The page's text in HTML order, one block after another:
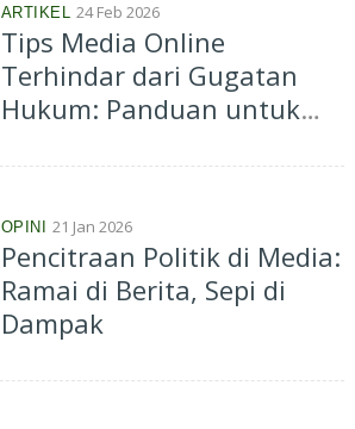
ARTIKEL 24 Feb 2026
Tips Media Online
Terhindar dari Gugatan
Hukum: Panduan untuk
OPINI 21 Jan 2026
Pencitraan Politik di Media:
Ramai di Berita, Sepi di
Dampak